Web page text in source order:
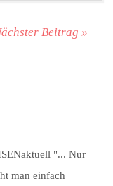
Beitrag »
"... Nur
man einfach